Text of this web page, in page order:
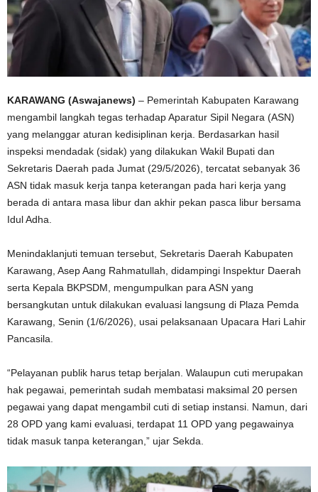
KARAWANG (Aswajanews) – Pemerintah Kabupaten Karawang
mengambil langkah tegas terhadap Aparatur Sipil Negara (ASN)
yang melanggar aturan kedisiplinan kerja. Berdasarkan hasil
inspeksi mendadak (sidak) yang dilakukan Wakil Bupati dan
Sekretaris Daerah pada Jumat (29/5/2026), tercatat sebanyak 36
ASN tidak masuk kerja tanpa keterangan pada hari kerja yang
berada di antara masa libur dan akhir pekan pasca libur bersama
Idul Adha.
Menindaklanjuti temuan tersebut, Sekretaris Daerah Kabupaten
Karawang, Asep Aang Rahmatullah , didampingi Inspektur Daerah
serta Kepala BKPSDM, mengumpulkan para ASN yang
bersangkutan untuk dilakukan evaluasi langsung di Plaza Pemda
Karawang, Senin (1/6/2026), usai pelaksanaan Upacara Hari Lahir
Pancasila.
“Pelayanan publik harus tetap berjalan. Walaupun cuti merupakan
hak pegawai, pemerintah sudah membatasi maksimal 20 persen
pegawai yang dapat mengambil cuti di setiap instansi. Namun, dari
28 OPD yang kami evaluasi, terdapat 11 OPD yang pegawainya
tidak masuk tanpa keterangan,” ujar Sekda.